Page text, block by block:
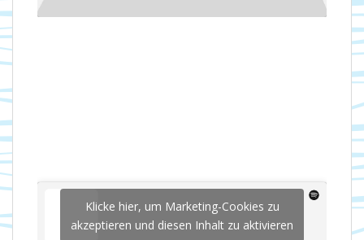
Klicke hier, um Marketing-Cookies zu
akzeptieren und diesen Inhalt zu aktivieren